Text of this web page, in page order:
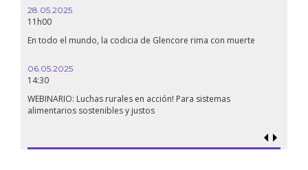
28.05.2025
11h00
En todo el mundo, la codicia de Glencore rima con muerte
06.05.2025
14:30
WEBINARIO: Luchas rurales en acción! Para sistemas
alimentarios sostenibles y justos